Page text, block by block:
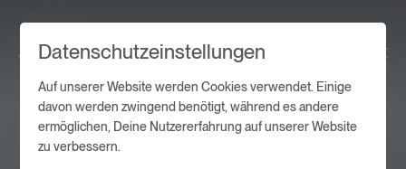
Datenschutzeinstellungen
Auf unserer Website werden Cookies verwendet. Einige
davon werden zwingend benötigt, während es andere
ermöglichen, Deine Nutzererfahrung auf unserer Website
zu verbessern.